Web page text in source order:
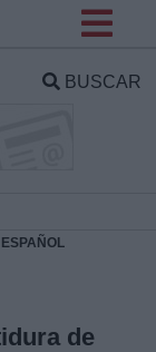
BUSCAR
de